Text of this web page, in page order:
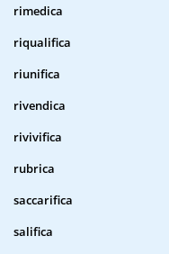
rimedica
riqualifica
riunifica
rivendica
rivivifica
rubrica
saccarifica
salifica